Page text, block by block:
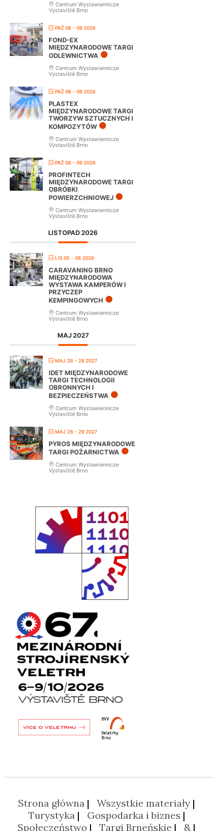
Centrum Wystawiennicze
Výstaviště Brno
PAŹ 06 - 09 2026
FOND-EX
MIĘDZYNARODOWE TARGI
ODLEWNICTWA
Centrum Wystawiennicze
Výstaviště Brno
PAŹ 06 - 09 2026
PLASTEX
MIĘDZYNARODOWE TARGI
TWORZYW SZTUCZNYCH I
KOMPOZYTÓW
Centrum Wystawiennicze
Výstaviště Brno
PAŹ 06 - 09 2026
PROFINTECH
MIĘDZYNARODOWE TARGI
OBRÓBKI
POWIERZCHNIOWEJ
Centrum Wystawiennicze
Výstaviště Brno
LISTOPAD 2026
LIS 05 - 08 2026
CARAVANING BRNO
MIĘDZYNARODOWA
WYSTAWA KAMPERÓW I
PRZYCZEP
KEMPINGOWYCH
Centrum Wystawiennicze
Výstaviště Brno
MAJ 2027
MAJ 26 - 28 2027
IDET MIĘDZYNARODOWE
TARGI TECHNOLOGII
OBRONNYCH I
BEZPIECZEŃSTWA
Centrum Wystawiennicze
Výstaviště Brno
MAJ 26 - 29 2027
PYROS MIĘDZYNARODOWE
TARGI POŻARNICTWA
Centrum Wystawiennicze
Výstaviště Brno
Strona główna
Wszystkie materiały
Turystyka
Gospodarka i biznes
Społeczeństwo
Targi Brneńskie &